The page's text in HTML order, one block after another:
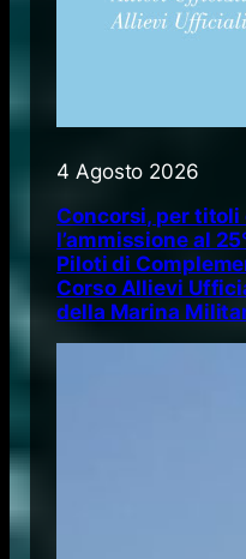
4 Agosto 2026
Concorsi, per titoli
l’ammissione al
Piloti di
Corso Allievi
della Marina